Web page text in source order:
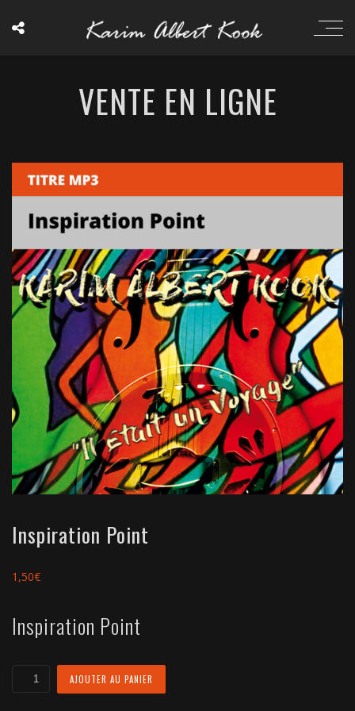
VENTE EN LIGNE
Inspiration Point
1,50€
Inspiration Point
quantité
AJOUTER AU PANIER